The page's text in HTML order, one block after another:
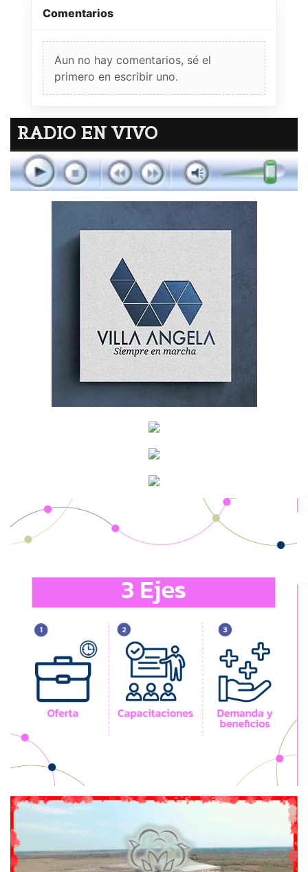
Comentarios
Aun no hay comentarios, sé el
primero en escribir uno.
RADIO EN VIVO